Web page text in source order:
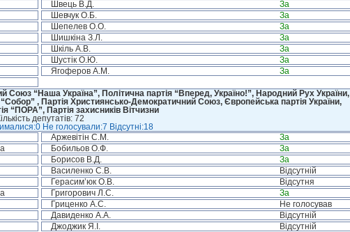
Швець В.Д.
За
Шевчук О.Б.
За
Шепелев О.О.
За
Шишкіна З.Л.
За
Шкіль А.В.
За
Шустік О.Ю.
За
Ягоферов А.М.
За
“Наша Україна”, Політична партія “Вперед, Україно!”, Народний Рух України,
, Партія Християнсько-Демократичний Союз, Європейська партія України,
“ПОРА”, Партія захисників Вітчизни
депутатів: 72
Не голосували:7 Відсутні:18
Аржевітін С.М.
За
Бобильов О.Ф.
За
Борисов В.Д.
За
Василенко С.В.
Відсутній
Герасим’юк О.В.
Відсутня
Григорович Л.С.
За
Гриценко А.С.
Не голосував
Давиденко А.А.
Відсутній
Джоджик Я.І.
Відсутній